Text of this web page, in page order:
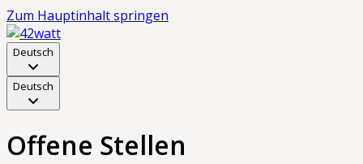
Zum Hauptinhalt springen
Deutsch
Deutsch
Offene Stellen